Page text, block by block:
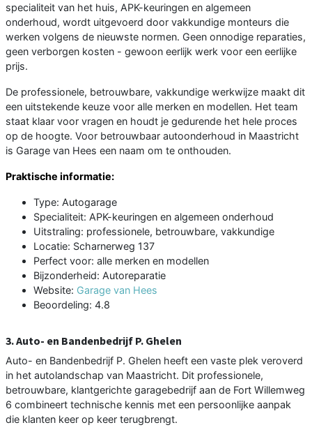
specialiteit van het huis, APK-keuringen en algemeen
onderhoud, wordt uitgevoerd door vakkundige monteurs die
werken volgens de nieuwste normen. Geen onnodige reparaties,
geen verborgen kosten - gewoon eerlijk werk voor een eerlijke
prijs.
De professionele, betrouwbare, vakkundige werkwijze maakt dit
een uitstekende keuze voor alle merken en modellen. Het team
staat klaar voor vragen en houdt je gedurende het hele proces
op de hoogte. Voor betrouwbaar autoonderhoud in Maastricht
is Garage van Hees een naam om te onthouden.
Praktische informatie:
Type: Autogarage
Specialiteit: APK-keuringen en algemeen onderhoud
Uitstraling: professionele, betrouwbare, vakkundige
Locatie: Scharnerweg 137
Perfect voor: alle merken en modellen
Bijzonderheid: Autoreparatie
Website: Garage van Hees
Beoordeling: 4.8
3. Auto- en Bandenbedrijf P. Ghelen
Auto- en Bandenbedrijf P. Ghelen heeft een vaste plek veroverd
in het autolandschap van Maastricht. Dit professionele,
betrouwbare, klantgerichte garagebedrijf aan de Fort Willemweg
6 combineert technische kennis met een persoonlijke aanpak
die klanten keer op keer terugbrengt.